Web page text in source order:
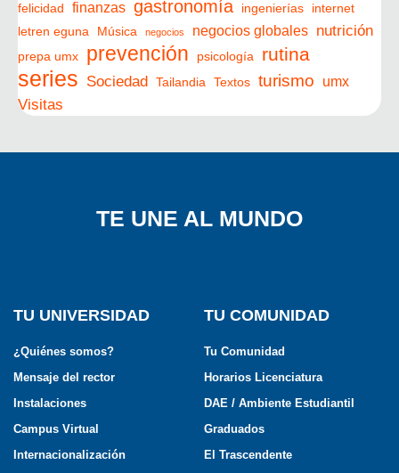
felicidad
finanzas gastronomía ingenierías
internet
letren eguna
Música negocios negocios globales nutrición
prepa umx prevención psicología rutina
series Sociedad Tailandia Textos turismo umx
Visitas
TE UNE AL MUNDO
TU UNIVERSIDAD
¿Quiénes somos?
Mensaje del rector
Instalaciones
Campus Virtual
Internacionalización
TU COMUNIDAD
Tu Comunidad
Horarios Licenciatura
DAE / Ambiente Estudiantil
Graduados
El Trascendente